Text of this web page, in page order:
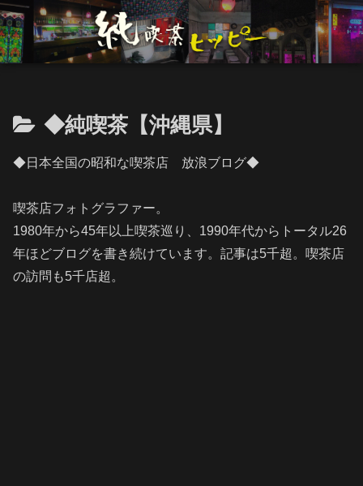
◆純喫茶【沖縄県】
◆日本全国の昭和な喫茶店 放浪ブログ◆
喫茶店フォトグラファー。
1980年から45年以上喫茶巡り、1990年代からトータル26
年ほどブログを書き続けています。記事は5千超。喫茶店
の訪問も5千店超。